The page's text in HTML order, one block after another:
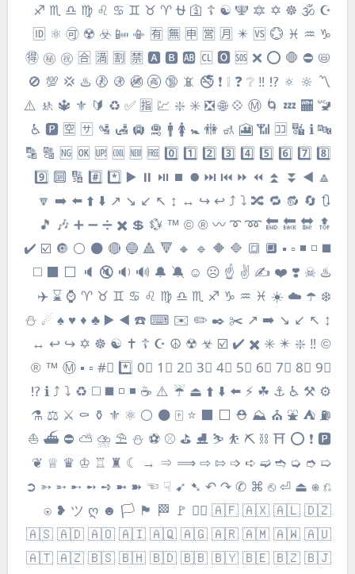
☪️ 🕉 ☸️ ✡️ 🔯 🕎 ☯️ ☦️ 🛐 ⛎ ♈️ ♉️ ♊️ ♋️ ♌️ ♍️ ♎️ ♏️ ♐️
♑️ ♒️ ♓️ 🆔 ⚛️ 🉑 ☢️ ☣️ 📴 📳 🈶 🈚️ 🈸 🈺 🈷️ ✴️ 🆚 💮
🉐 ㊙️ ㊗️ 🈴 🈵 🈹 🈲 🅰️ 🅱️ 🆎 🆑 🅾️ 🆘 ❌ ⭕️ 🛑 ⛔️ 📛
🚫 💯 💢 ♨️ 🚷 🚯 🚳 🚱 🔞 📵 🚭 ❗️ ❕ ❓ ❔ ‼️ ⁉️ 🔅 🔆 〽️
⚠️ 🚸 🔱 ⚜️ 🔰 ♻️ ✅ 🈯️ 💹 ❇️ ✳️ ❎ 🌐 💠 Ⓜ️ 🌀 💤 🏧 🚾
♿️ 🅿️ 🈳 🈂️ 🛂 🛃 🛄 🛅 🚹 🚺 🚼 🚻 🚮 🎦 📶 🈁 🔣 ℹ️ 🔤
🔡 🔠 🆖 🆗 🆙 🆒 🆕 🆓 0️⃣ 1️⃣ 2️⃣ 3️⃣ 4️⃣ 5️⃣ 6️⃣ 7️⃣ 8️⃣
9️⃣ 🔟 🔢 #️⃣ *️⃣ ▶️ ⏸ ⏯ ⏹ ⏺ ⏭ ⏮ ⏩ ⏪ ⏫ ⏬ ◀️ 🔼
🔽 ➡️ ⬅️ ⬆️ ⬇️ ↗️ ↘️ ↙️ ↖️ ↕️ ↔️ ↪️ ↩️ ⤴️ ⤵️ 🔀 🔁 🔂 🔄 🔃
🎵 🎶 ➕ ➖ ➗ ✖️ 💲 💱 ™️ ©️ ®️ 〰️ ➰ ➿ 🔚 🔙 🔛 🔝
✔️ ☑️ 🔘 ⚪️ ⚫️ 🔴 🔵 🔺 🔻 🔸 🔹 🔶 🔷 🔳 🔲 ▪️ ▫️ ◾️ ◽️ ◼️
◻️ ⬛️ ⬜️ 🔈 🔇 🔉 🔊 🔔 🔕 ☺️ ☹ ☝️ ✌️ ✍️ ❤️ ❣️ ☠ ♨️
✈️ ⌛ ⌚ ♈ ♉ ♊ ♋ ♌ ♍ ♎ ♏ ♐ ♑ ♒ ♓ ☀️ ☁️ ☂️ ❄️
⛄️ ☄ ♠️ ♥️ ♦️ ♣️ ▶️ ◀️ ☎️ ⌨ ✉️ ✏️ ✒️ ✂️ ↗️ ➡️ ↘️ ↙️ ↖️ ↕️
↔️ ↩️ ↪️ ✡️ ☸ ☯️ ✝️ ☦ ☪ ☮ ☢ ☣ ☑️ ✔️ ✖️ ✳️ ✴️ ❇️ ‼️ ©️
®️ ™️ Ⓜ️ ▪️ ▫️ #⃣️ *️⃣ 0⃣️ 1⃣️ 2⃣️ 3⃣️ 4⃣️ 5⃣️ 6⃣️ 7⃣️ 8⃣️ 9⃣️
⁉️ ℹ️ ⤴️ ⤵️ ♻️ ◻️ ◼️ ◽ ◾ ☕ ⚠️ ☔ ⏏ ⬆️ ⬇️ ⬅️ ⚡ ☘ ⚓ ♿ ⚒ ⚙
⚗ ⚖ ⚔ ⚰ ⚱ ⚜ ⚛ ⚪ ⚫ 🀄 ⭐ ⬛ ⬜ ⛑ ⛰ ⛪ ⛲ ⛺ ⛽
⛵ ⛴ ⛔ ⛅ ⛈ ⛱ ⛄ ⚽ ⚾️ ⛳ ⛸ ⛷ ⛹ ⛏ ⛓ ⛩ ⭕ ❗ 🅿️
❦ ♕ ♛ ♔ ♖ ♜ ☾ → ⇒ ⟹ ⇨ ⇰ ➩ ➪ ➫ ➬ ➭ ➮ ➯
➲ ➳ ➵ ➸ ➻ ➺ ➼ ➽ ☜ ☟ ➹ ➷ ↶ ↷ ✆ ⌘ ⎋ ⏎ ⏏ ⎈ ⎌
⍟ ❥ ツ ღ ☻ 🏳️ 🏴 🏁 🚩 🏳️‍🌈 🇦🇫 🇦🇽 🇦🇱 🇩🇿
🇦🇸 🇦🇩 🇦🇴 🇦🇮 🇦🇶 🇦🇬 🇦🇷 🇦🇲 🇦🇼 🇦🇺
🇦🇹 🇦🇿 🇧🇸 🇧🇭 🇧🇩 🇧🇧 🇧🇾 🇧🇪 🇧🇿 🇧🇯